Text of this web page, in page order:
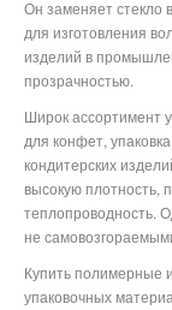
Он заменяет стекло
для изготовления
изделий в
прозрачностью.
Широк ассортимент
для конфет,
кондитерских
высокую плотность,
теплопроводность.
не
Купить полимерные
упаковочных